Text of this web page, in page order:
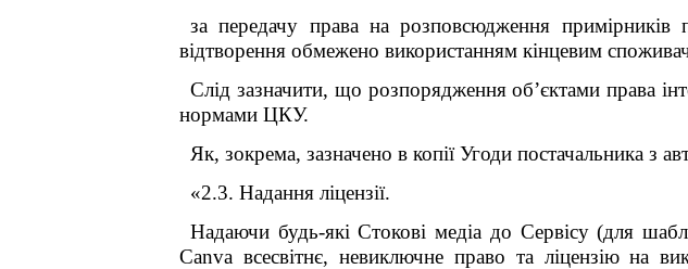
за передачу права на розповсюдження
відтворення обмежено використанням кінцевим
Слід зазначити, що розпорядження об’єктами права
нормами ЦКУ.
Як, зокрема, зазначено в копії Угоди постачальника з
«2.3. Надання ліцензії.
Надаючи будь-які Стокові медіа до Сервісу (для
Canva всесвітнє, невиключне право та ліцензію на